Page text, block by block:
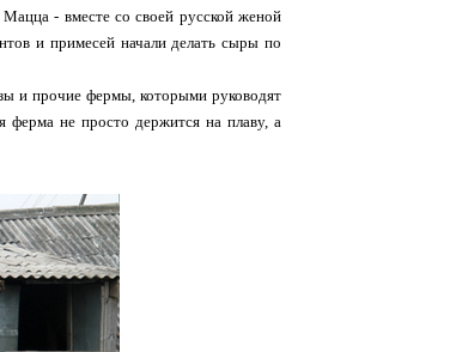
Мацца - вместе со своей русской женой
и примесей начали делать сыры по
и прочие фермы, которыми руководят
ферма не просто держится на плаву, а